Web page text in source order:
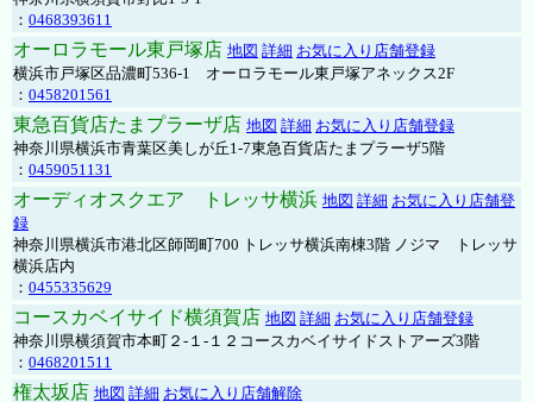
： 0468393611
オーロラモール東戸塚店 地図 詳細 お気に入り店舗登録
横浜市戸塚区品濃町536-1 オーロラモール東戸塚アネックス2F
： 0458201561
東急百貨店たまプラーザ店 地図 詳細 お気に入り店舗登録
神奈川県横浜市青葉区美しが丘1-7東急百貨店たまプラーザ5階
： 0459051131
オーディオスクエア トレッサ横浜 地図 詳細 お気に入り店舗登
録
神奈川県横浜市港北区師岡町700 トレッサ横浜南棟3階 ノジマ トレッサ
横浜店内
： 0455335629
コースカベイサイド横須賀店 地図 詳細 お気に入り店舗登録
神奈川県横須賀市本町２-１-１２コースカベイサイドストアーズ3階
： 0468201511
権太坂店 地図 詳細 お気に入り店舗解除